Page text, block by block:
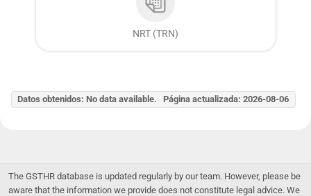
NRT (TRN)
Datos obtenidos: No data available. Página actualizada: 2026-08-06
The GSTHR database is updated regularly by our team. However, please be
aware that the information we provide does not constitute legal advice. We